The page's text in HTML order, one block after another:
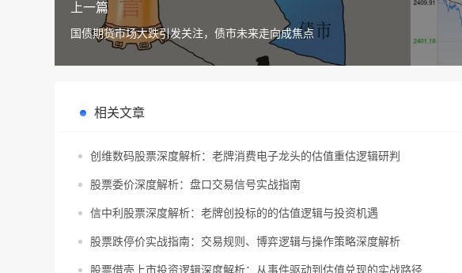
上一篇
国债期货市场大跌引发关注，债市未来走向成焦点
相关文章
创维数码股票深度解析：老牌消费电子龙头的估值重估逻辑研判
股票委价深度解析：盘口交易信号实战指南
信中利股票深度解析：老牌创投标的的估值逻辑与投资机遇
股票跌停价实战指南：交易规则、博弈逻辑与操作策略深度解析
股票借壳上市投资逻辑深度解析：从事件驱动到估值兑现的实战路径